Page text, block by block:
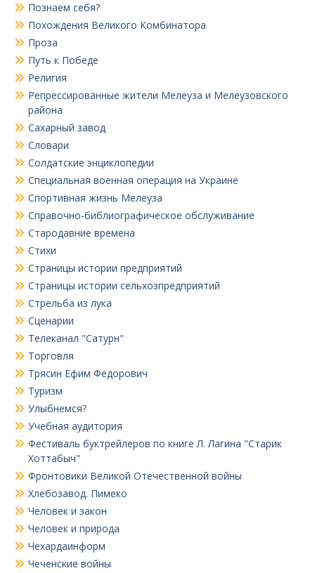
Познаем себя?
Похождения Великого Комбинатора
Проза
Путь к Победе
Религия
Репрессированные жители Мелеуза и Мелеузовского
района
Сахарный завод
Словари
Солдатские энциклопедии
Специальная военная операция на Украине
Спортивная жизнь Мелеуза
Справочно-библиографическое обслуживание
Стародавние времена
Стихи
Страницы истории предприятий
Страницы истории сельхозпредприятий
Стрельба из лука
Сценарии
Телеканал "Сатурн"
Торговля
Трясин Ефим Федорович
Туризм
Улыбнемся?
Учебная аудитория
Фестиваль буктрейлеров по книге Л. Лагина "Старик
Хоттабыч"
Фронтовики Великой Отечественной войны
Хлебозавод. Пимеко
Человек и закон
Человек и природа
Чехардаинформ
Чеченские войны